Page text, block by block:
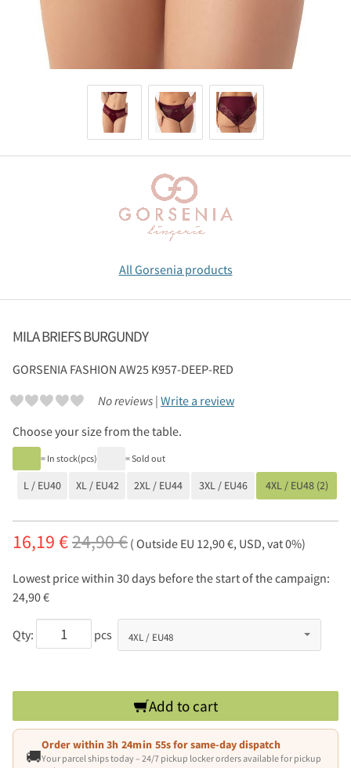
All Gorsenia products
MILA BRIEFS BURGUNDY
GORSENIA FASHION AW25 K957-DEEP-RED
No reviews | Write a review
Choose your size from the table.
= In stock(pcs) = Sold out
L / EU40 XL / EU42 2XL / EU44 3XL / EU46 4XL / EU48 (2)
16,19 €24,90 € ( Outside EU 12,90 €, USD, vat 0%)
Lowest price within 30 days before the start of the campaign:
24,90 €
Qty: pcs
Add to cart
🚚
Order within3h 24min 54sfor same-day dispatch
Your parcel ships today – 24/7 pickup locker orders available for pickup